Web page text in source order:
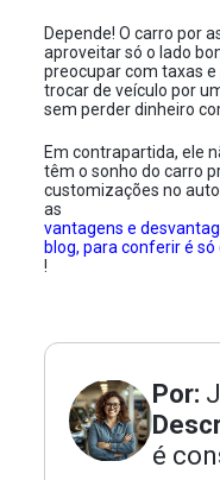
Depende! O carro por
aproveitar só o lado
preocupar com taxas e
trocar de veículo por
sem perder dinheiro
Em contrapartida, ele
têm o sonho do carro
customizações no
as
vantagens e
blog, para conferir é só
!
Por:
é